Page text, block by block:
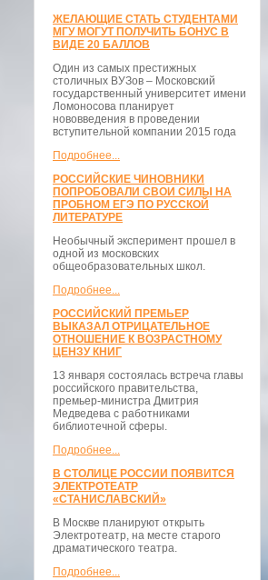
ЖЕЛАЮЩИЕ СТАТЬ СТУДЕНТАМИ
МГУ МОГУТ ПОЛУЧИТЬ БОНУС В
ВИДЕ 20 БАЛЛОВ
Один из самых престижных
столичных ВУЗов – Московский
государственный университет имени
Ломоносова планирует
нововведения в проведении
вступительной компании 2015 года
Подробнее...
РОССИЙСКИЕ ЧИНОВНИКИ
ПОПРОБОВАЛИ СВОИ СИЛЫ НА
ПРОБНОМ ЕГЭ ПО РУССКОЙ
ЛИТЕРАТУРЕ
Необычный эксперимент прошел в
одной из московских
общеобразовательных школ.
Подробнее...
РОССИЙСКИЙ ПРЕМЬЕР
ВЫКАЗАЛ ОТРИЦАТЕЛЬНОЕ
ОТНОШЕНИЕ К ВОЗРАСТНОМУ
ЦЕНЗУ КНИГ
13 января состоялась встреча главы
российского правительства,
премьер-министра Дмитрия
Медведева с работниками
библиотечной сферы.
Подробнее...
В СТОЛИЦЕ РОССИИ ПОЯВИТСЯ
ЭЛЕКТРОТЕАТР
«СТАНИСЛАВСКИЙ»
В Москве планируют открыть
Электротеатр, на месте старого
драматического театра.
Подробнее...